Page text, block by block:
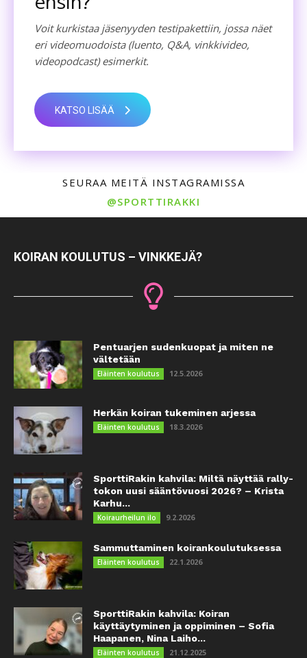
Voit kurkistaa jäsenyyden testipakettiin, jossa näet
eri videomuodoista (luento, Q&A, vinkkivideo,
videopodcast) esimerkit.
KATSO LISÄÄ
SEURAA MEITÄ INSTAGRAMISSA
@SPORTTIRAKKI
KOIRAN KOULUTUS – VINKKEJÄ?
Pentuarjen sudenkuopat ja miten ne
vältetään
Eläinten koulutus 12.5.2026
Herkän koiran tukeminen arjessa
Eläinten koulutus 18.3.2026
SporttiRakin kahvila: Miltä näyttää rally-
tokon uusi sääntövuosi 2026? – Krista
Karhu...
Koiraurheilun ilo 9.2.2026
Sammuttaminen koirankoulutuksessa
Eläinten koulutus 22.1.2026
SporttiRakin kahvila: Koiran
käyttäytyminen ja oppiminen – Sofia
Haapanen, Nina Laiho...
Eläinten koulutus 21.12.2025